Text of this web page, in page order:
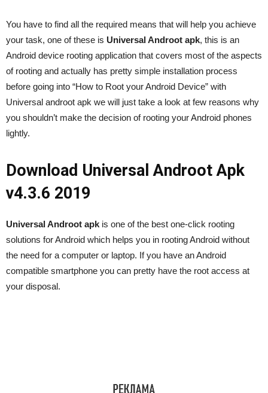
You have to find all the required means that will help you achieve
your task, one of these is Universal Androot apk, this is an
Android device rooting application that covers most of the aspects
of rooting and actually has pretty simple installation process
before going into “How to Root your Android Device” with
Universal androot apk we will just take a look at few reasons why
you shouldn’t make the decision of rooting your Android phones
lightly.
Download Universal Androot Apk
v4.3.6 2019
Universal Androot apk is one of the best one-click rooting
solutions for Android which helps you in rooting Android without
the need for a computer or laptop. If you have an Android
compatible smartphone you can pretty have the root access at
your disposal.